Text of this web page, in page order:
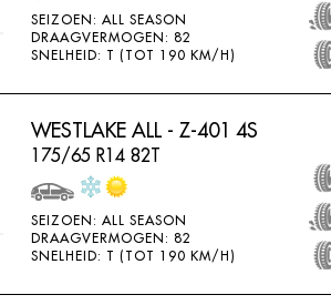
SEIZOEN: ALL SEASON
DRAAGVERMOGEN: 82
SNELHEID: T (TOT 190 KM/H)
WESTLAKE ALL - Z-401 4S
175/65 R14 82T
SEIZOEN: ALL SEASON
DRAAGVERMOGEN: 82
SNELHEID: T (TOT 190 KM/H)